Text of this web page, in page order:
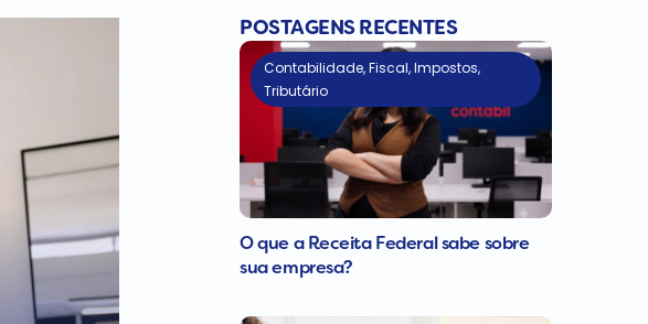
POSTAGENS RECENTES
Contabilidade,Fiscal,Impostos,
Tributário
O que a Receita Federal sabe sobre
sua empresa?